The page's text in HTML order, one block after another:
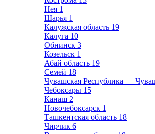
Нея 1
Шарья 1
Калужская область 19
Калуга 10
Обнинск 3
Козельск 1
Абай область 19
Семей 18
Чувашская Республика —
Чебоксары 15
Канаш 2
Новочебоксарск 1
Ташкентская область 18
Чирчик 6